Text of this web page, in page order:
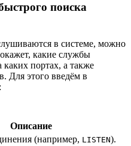
поиска
в системе, можно
какие службы
портах, а также
Для этого введём в
Описание
(например, LISTEN).